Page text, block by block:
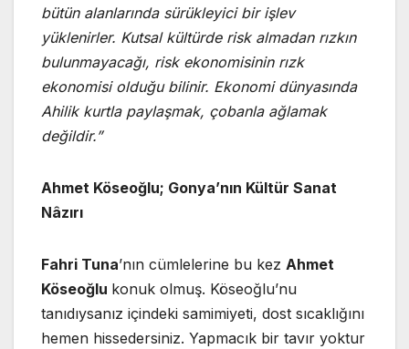
bütün alanlarında sürükleyici bir işlev
yüklenirler. Kutsal kültürde risk almadan rızkın
bulunmayacağı, risk ekonomisinin rızk
ekonomisi olduğu bilinir. Ekonomi dünyasında
Ahilik kurtla paylaşmak, çobanla ağlamak
değildir.”
Ahmet Köseoğlu; Gonya’nın Kültür Sanat
Nâzırı
Fahri Tuna’nın cümlelerine bu kez Ahmet
Köseoğlu konuk olmuş. Köseoğlu’nu
tanıdıysanız içindeki samimiyeti, dost sıcaklığını
hemen hissedersiniz. Yapmacık bir tavır yoktur